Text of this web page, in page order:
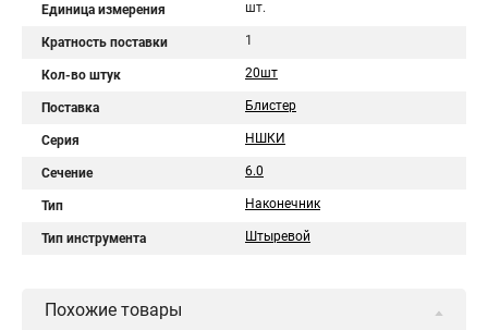
Единица измерения шт.
Кратность поставки 1
Кол-во штук 20шт
Поставка Блистер
Серия НШКИ
Сечение 6.0
Тип Наконечник
Тип инструмента Штыревой
Похожие товары